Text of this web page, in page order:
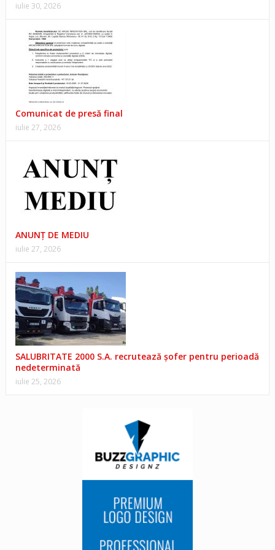
iulie 30, 2026
Comunicat de presă final
iulie 27, 2026
ANUNŢ DE MEDIU
iulie 27, 2026
SALUBRITATE 2000 S.A. recrutează șofer pentru perioadă
nedeterminată
iulie 25, 2026